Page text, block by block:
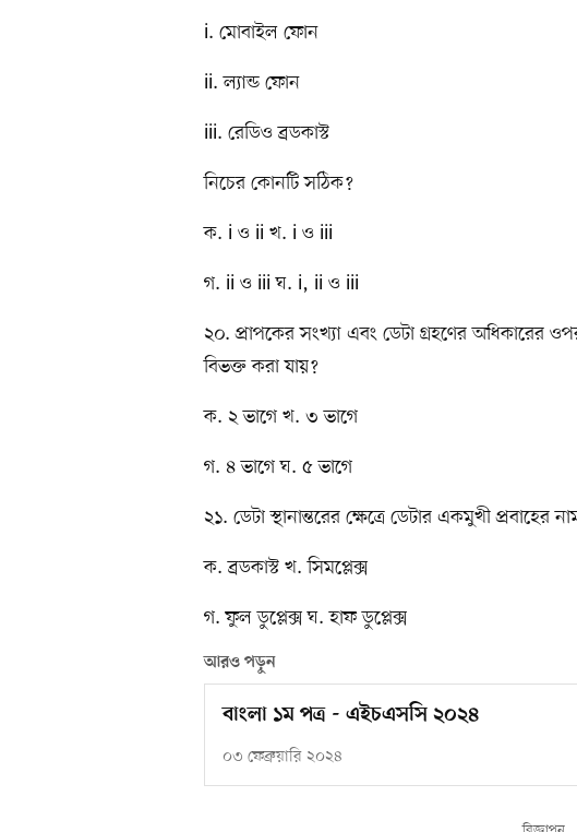
i. মোবাইল ফোন
ii. ল্যান্ড ফোন
iii. রেডিও ব্রডকাস্ট
নিচের কোনটি সঠিক?
ক. i ও ii খ. i ও iii
গ. ii ও iii ঘ. i, ii ও iii
২০. প্রাপকের সংখ্যা এবং ডেটা গ্রহণের অধিকারের
বিভক্ত করা যায়?
ক. ২ ভাগে খ. ৩ ভাগে
গ. ৪ ভাগে ঘ. ৫ ভাগে
২১. ডেটা স্থানান্তরের ক্ষেত্রে ডেটার একমুখী প্রবাহের
ক. ব্রডকাস্ট খ. সিমপ্লেক্স
গ. ফুল ডুপ্লেক্স ঘ. হাফ ডুপ্লেক্স
আরও পড়ুন
বাংলা ১ম পত্র - এইচএসসি ২০২৪
০৩ ফেব্রুয়ারি ২০২৪